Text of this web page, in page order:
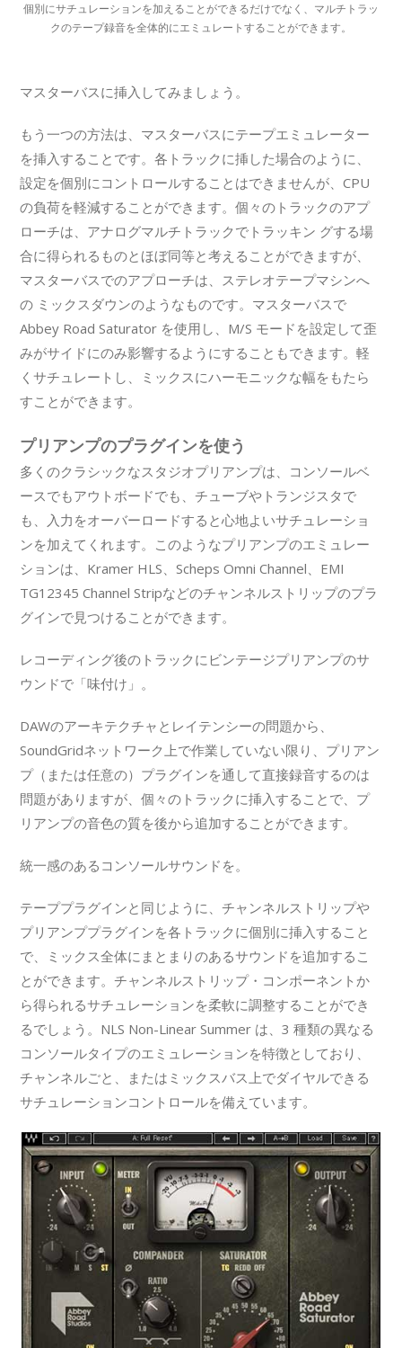
個別にサチュレーションを加えることができるだけでなく、マルチトラッ
クのテープ録音を全体的にエミュレートすることができます。
マスターバスに挿入してみましょう。
もう一つの方法は、マスターバスにテープエミュレーター
を挿入することです。各トラックに挿した場合のように、
設定を個別にコントロールすることはできませんが、CPU
の負荷を軽減することができます。個々のトラックのアプ
ローチは、アナログマルチトラックでトラッキン グする場
合に得られるものとほぼ同等と考えることができますが、
マスターバスでのアプローチは、ステレオテープマシンへ
の ミックスダウンのようなものです。マスターバスで
Abbey Road Saturator を使用し、M/S モードを設定して歪
みがサイドにのみ影響するようにすることもできます。軽
くサチュレートし、ミックスにハーモニックな幅をもたら
すことができます。
プリアンプのプラグインを使う
多くのクラシックなスタジオプリアンプは、コンソールベ
ースでもアウトボードでも、チューブやトランジスタで
も、入力をオーバーロードすると心地よいサチュレーショ
ンを加えてくれます。このようなプリアンプのエミュレー
ションは、Kramer HLS、Scheps Omni Channel、EMI
TG12345 Channel Stripなどのチャンネルストリップのプラ
グインで見つけることができます。
レコーディング後のトラックにビンテージプリアンプのサ
ウンドで「味付け」。
DAWのアーキテクチャとレイテンシーの問題から、
SoundGridネットワーク上で作業していない限り、プリアン
プ（または任意の）プラグインを通して直接録音するのは
問題がありますが、個々のトラックに挿入することで、プ
リアンプの音色の質を後から追加することができます。
統一感のあるコンソールサウンドを。
テーププラグインと同じように、チャンネルストリップや
プリアンププラグインを各トラックに個別に挿入すること
で、ミックス全体にまとまりのあるサウンドを追加するこ
とができます。チャンネルストリップ・コンポーネントか
ら得られるサチュレーションを柔軟に調整することができ
るでしょう。NLS Non-Linear Summer は、3 種類の異なる
コンソールタイプのエミュレーションを特徴としており、
チャンネルごと、またはミックスバス上でダイヤルできる
サチュレーションコントロールを備えています。